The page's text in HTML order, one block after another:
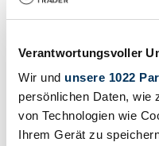
Verantwortungsvoller
Wir und unsere 1022
persönlichen Daten, wie
von Technologien wie
Ihrem Gerät zu